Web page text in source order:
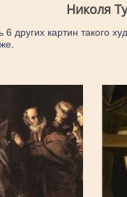
Николя
других картин такого